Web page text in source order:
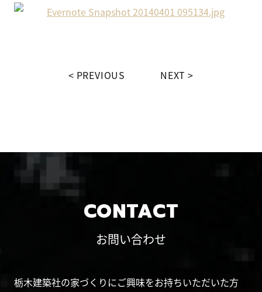
PREVIOUS NEXT
CONTACT
お問い合わせ
栃木建築社の家づくりにご興味をお持ちいただいた方